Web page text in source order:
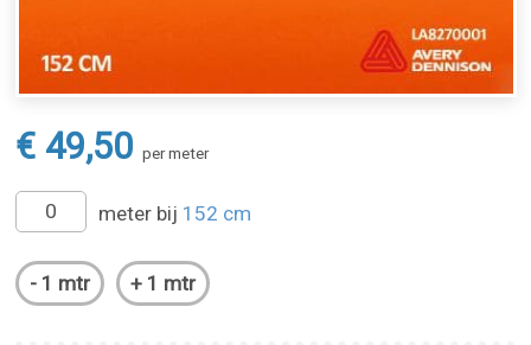
€ 49,50 per meter
meter bij 152 cm